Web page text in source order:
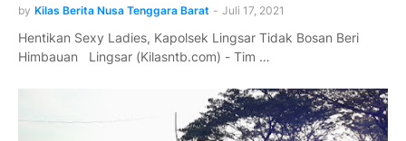
by Kilas Berita Nusa Tenggara Barat - Juli 17, 2021
Hentikan Sexy Ladies, Kapolsek Lingsar Tidak Bosan Beri
Himbauan Lingsar (Kilasntb.com) - Tim …